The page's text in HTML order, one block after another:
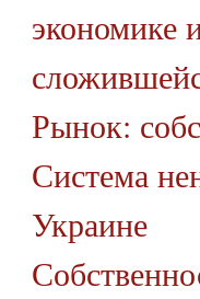
экономике
Рынок:
Система
Украине